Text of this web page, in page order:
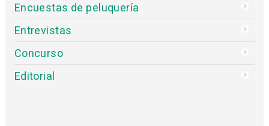
Encuestas de peluquería
Entrevistas
Concurso
Editorial